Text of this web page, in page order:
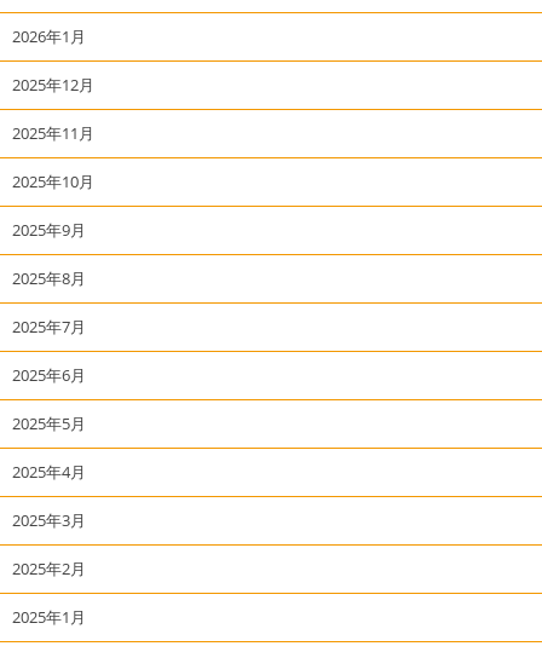
2026年1月
2025年12月
2025年11月
2025年10月
2025年9月
2025年8月
2025年7月
2025年6月
2025年5月
2025年4月
2025年3月
2025年2月
2025年1月